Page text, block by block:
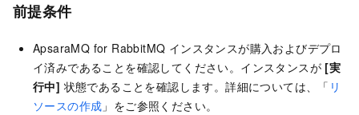
前提条件
ApsaraMQ for RabbitMQ インスタンスが購入およびデプロ
イ済みであることを確認してください。インスタンスが [実
行中] 状態であることを確認します。詳細については、「 リ
ソースの作成 」をご参照ください。